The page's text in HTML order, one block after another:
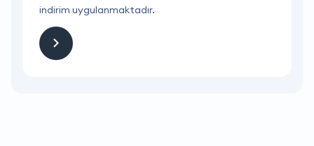
indirim uygulanmaktadır.